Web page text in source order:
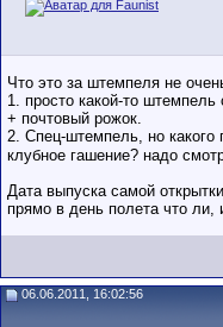
Что это за штемпеля не
1. просто какой-то
+ почтовый рожок.
2. Спец-штемпель, но какого
клубное гашение? надо
Дата выпуска самой
прямо в день полета что ли,
06.06.2011, 16:02:56